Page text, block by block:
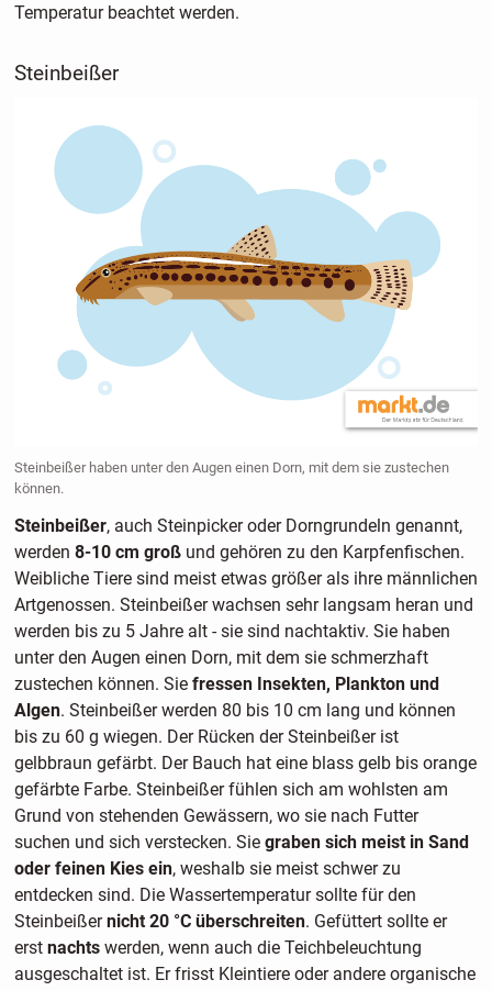
Temperatur beachtet werden.
Steinbeißer
Steinbeißer haben unter den Augen einen Dorn, mit dem sie zustechen
können.
Steinbeißer, auch Steinpicker oder Dorngrundeln genannt,
werden 8-10 cm großund gehören zu den Karpfenfischen.
Weibliche Tiere sind meist etwas größer als ihre männlichen
Artgenossen. Steinbeißer wachsen sehr langsam heran und
werden bis zu 5 Jahre alt - sie sind nachtaktiv. Sie haben
unter den Augen einen Dorn, mit dem sie schmerzhaft
zustechen können. Sie fressen Insekten, Plankton und
Algen. Steinbeißer werden 80 bis 10 cm lang und können
bis zu 60 g wiegen. Der Rücken der Steinbeißer ist
gelbbraun gefärbt. Der Bauch hat eine blass gelb bis orange
gefärbte Farbe. Steinbeißer fühlen sich am wohlsten am
Grund von stehenden Gewässern, wo sie nach Futter
suchen und sich verstecken. Sie graben sich meist in Sand
oder feinen Kies ein, weshalb sie meist schwer zu
entdecken sind. Die Wassertemperatur sollte für den
Steinbeißernicht 20 °C überschreiten. Gefüttert sollte er
erst nachtswerden, wenn auch die Teichbeleuchtung
ausgeschaltet ist. Er frisst Kleintiere oder andere organische